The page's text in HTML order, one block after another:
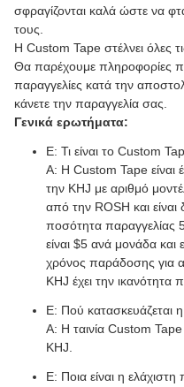
σφραγίζονται καλά ώστε να
τους.
Η Custom Tape στέλνει όλες
Θα παρέχουμε πληροφορίες
παραγγελίες κατά την
κάνετε την παραγγελία σας.
Γενικά ερωτήματα:
Ε: Τι είναι το Custom
Α: Η Custom Tape είναι
την KHJ με αριθμό
από την ROSH και είναι
ποσότητα παραγγελίας
είναι $5 ανά μονάδα και
χρόνος παράδοσης για
KHJ έχει την
Ε: Πού κατασκευάζεται
Α: Η ταινία Custom
KHJ.
Ε: Ποια είναι η